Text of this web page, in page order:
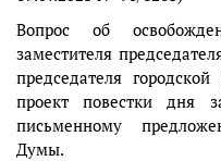
Вопрос об
заместителя
председателя
проект повестки дня
письменному
Думы.